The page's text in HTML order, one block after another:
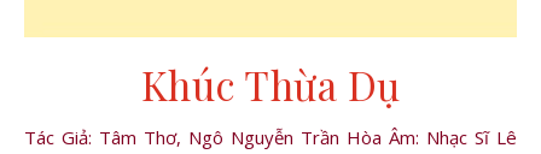
Khúc Thừa Dụ
Tác Giả: Tâm Thơ, Ngô Nguyễn Trần Hòa Âm: Nhạc Sĩ Lê